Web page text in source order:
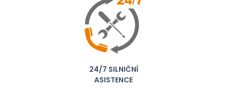
24/7 SILNIČNÍ
ASISTENCE